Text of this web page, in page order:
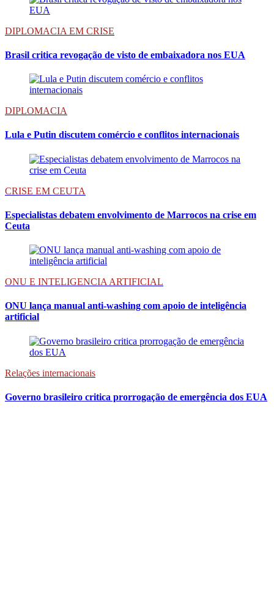
DIPLOMACIA EM CRISE
Brasil critica revogação de visto de embaixadora nos EUA
DIPLOMACIA
Lula e Putin discutem comércio e conflitos internacionais
CRISE EM CEUTA
Especialistas debatem envolvimento de Marrocos na crise em
Ceuta
ONU E INTELIGENCIA ARTIFICIAL
ONU lança manual anti-washing com apoio de inteligência
artificial
Relações internacionais
Governo brasileiro critica prorrogação de emergência dos EUA